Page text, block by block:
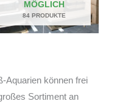
MÖGLICH
84 PRODUKTE
Aquarien können frei
Sortiment an